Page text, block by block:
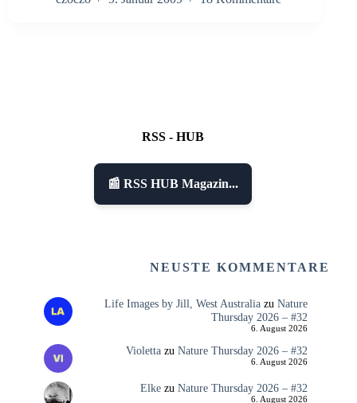
RSS - HUB
📰 RSS HUB Magazin...
NEUSTE KOMMENTARE
Life Images by Jill, West Australiazu Nature
Thursday 2026 – #32
6. August 2026
Violettazu Nature Thursday 2026 – #32
6. August 2026
Elkezu Nature Thursday 2026 – #32
6. August 2026